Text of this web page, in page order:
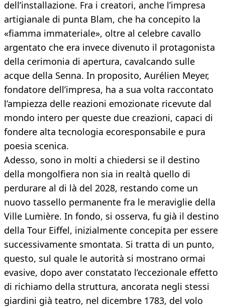
dell’installazione. Fra i creatori, anche l’impresa
artigianale di punta Blam, che ha concepito la
«fiamma immateriale», oltre al celebre cavallo
argentato che era invece divenuto il protagonista
della cerimonia di apertura, cavalcando sulle
acque della Senna. In proposito, Aurélien Meyer,
fondatore dell’impresa, ha a sua volta raccontato
l’ampiezza delle reazioni emozionate ricevute dal
mondo intero per queste due creazioni, capaci di
fondere alta tecnologia ecoresponsabile e pura
poesia scenica.
Adesso, sono in molti a chiedersi se il destino
della mongolfiera non sia in realtà quello di
perdurare al di là del 2028, restando come un
nuovo tassello permanente fra le meraviglie della
Ville Lumière. In fondo, si osserva, fu già il destino
della Tour Eiffel, inizialmente concepita per essere
successivamente smontata. Si tratta di un punto,
questo, sul quale le autorità si mostrano ormai
evasive, dopo aver constatato l’eccezionale effetto
di richiamo della struttura, ancorata negli stessi
giardini già teatro, nel dicembre 1783, del volo